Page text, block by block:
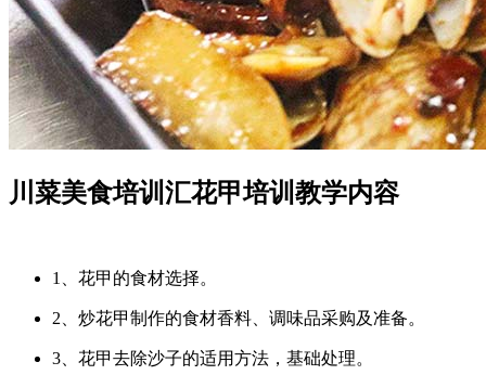
川菜美食培训汇花甲培训教学内容
1、花甲的食材选择。
2、炒花甲制作的食材香料、调味品采购及准备。
3、花甲去除沙子的适用方法，基础处理。